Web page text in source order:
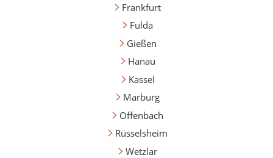
Frankfurt
Fulda
Gießen
Hanau
Kassel
Marburg
Offenbach
Rüsselsheim
Wetzlar